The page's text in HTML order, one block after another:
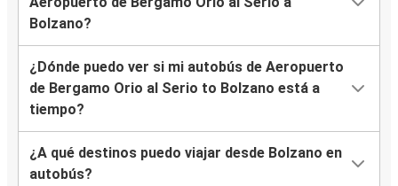
Bolzano?
¿Dónde puedo ver si mi autobús de Aeropuerto
de Bergamo Orio al Serio to Bolzano está a
tiempo?
¿A qué destinos puedo viajar desde Bolzano en
autobús?